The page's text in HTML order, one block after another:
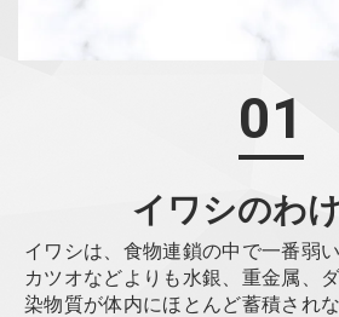
01
イワシのわ
イワシは、食物連鎖の中で一番弱
カツオなどよりも水銀、重金属、
染物質が体内にほとんど蓄積され